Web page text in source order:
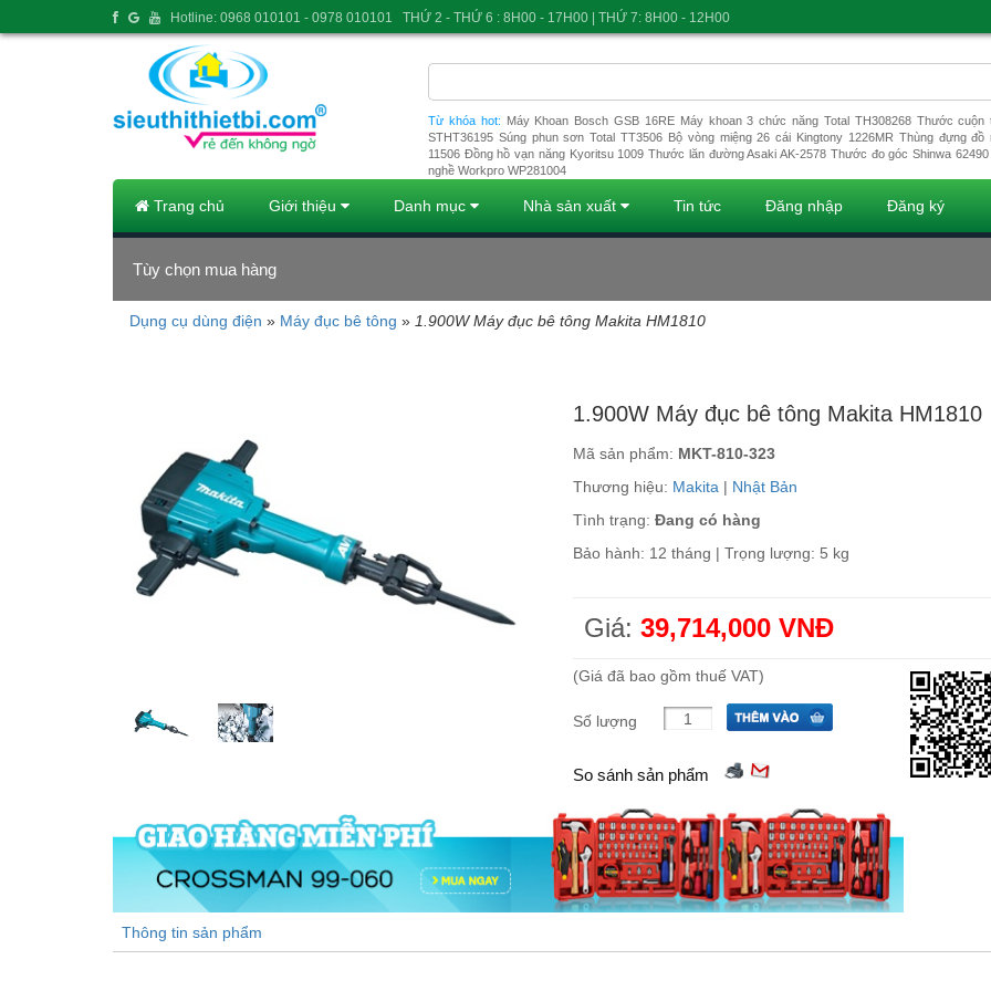
Từ khóa hot: Máy Khoan Bosch GSB 16RE Máy khoan 3 chức năng Total TH308268 Thước cuộn
STHT36195 Súng phun sơn Total TT3506 Bộ vòng miệng 26 cái Kingtony 1226MR Thùng đựng đồ
11506 Đồng hồ vạn năng Kyoritsu 1009 Thước lăn đường Asaki AK-2578 Thước đo góc Shinwa 62490
nghề Workpro WP281004
Trang chủ Giới thiệu Danh mục Nhà sản xuất Tin tức Đăng nhập Đăng ký
Tùy chọn mua hàng
Dụng cụ dùng điện » Máy đục bê tông » 1.900W Máy đục bê tông Makita HM1810
1.900W Máy đục bê tông Makita HM1810
Mã sản phẩm: MKT-810-323
Thương hiệu: Makita | Nhật Bản
Tình trạng: Đang có hàng
Bảo hành: 12 tháng | Trọng lượng: 5 kg
Giá:39,714,000 VNĐ
(Giá đã bao gồm thuế VAT)
Số lượng
So sánh sản phẩm
Thông tin sản phẩm
Hotline: 0968 010101 - 0978 010101 THỨ 2 - THỨ 6 : 8H00 - 17H00 | THỨ 7: 8H00 - 12H00